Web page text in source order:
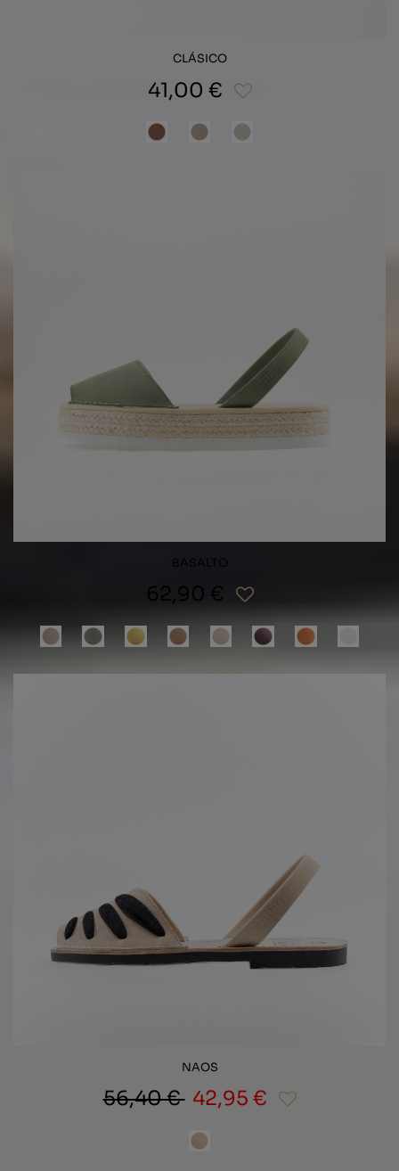
CLÁSICO
41,00 €
BASALTO
62,90 €
NAOS
56,40 € 42,95 €